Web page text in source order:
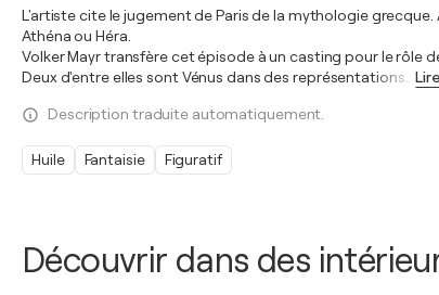
Découvrir dans des
L'artiste cite le jugement de Paris de la mythologie
Athéna ou Héra.
Volker Mayr transfère cet épisode à un casting pour le rôle
Deux d'entre elles sont Vénus dans des représentations
Description traduite automatiquement.
Huile Fantaisie Figuratif